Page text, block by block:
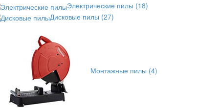
Электрические пилы (18)
Дисковые пилы (27)
Монтажные пилы (4)